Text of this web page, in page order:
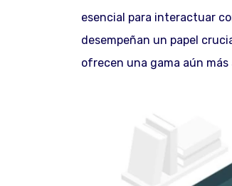
esencial para interactuar
desempeñan un papel
ofrecen una gama aún más